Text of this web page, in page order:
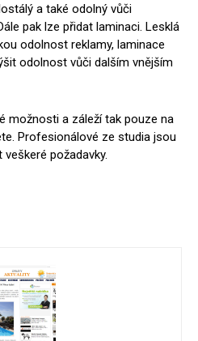
a také odolný vůči
pak lze přidat laminaci. Lesklá
odolnost reklamy, laminace
odolnost vůči dalším vnějším
možnosti a záleží tak pouze na
Profesionálové ze studia jsou
požadavky.